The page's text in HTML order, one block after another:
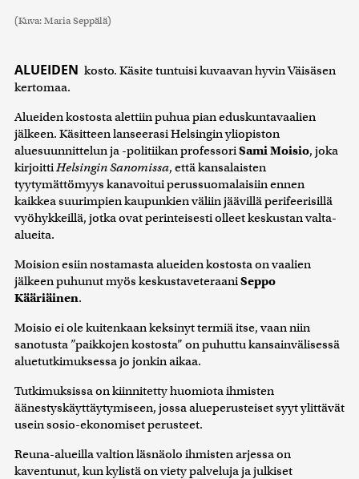
(Kuva: Maria Seppälä)
ALUEIDEN kosto. Käsite tuntuisi kuvaavan hyvin Väisäsen
kertomaa.
Alueiden kostosta alettiin puhua pian eduskuntavaalien
jälkeen. Käsitteen lanseerasi Helsingin yliopiston
aluesuunnittelun ja -politiikan professoriSami Moisio, joka
kirjoittiHelsingin Sanomissa, että kansalaisten
tyytymättömyys kanavoitui perussuomalaisiin ennen
kaikkea suurimpien kaupunkien väliin jäävillä perifeerisillä
vyöhykkeillä, jotka ovat perinteisesti olleet keskustan valta-
alueita.
Moision esiin nostamasta alueiden kostosta on vaalien
jälkeen puhunut myös keskustaveteraaniSeppo
Kääriäinen.
Moisio ei ole kuitenkaan keksinyt termiä itse, vaan niin
sanotusta ”paikkojen kostosta” on puhuttu kansainvälisessä
aluetutkimuksessa jo jonkin aikaa.
Tutkimuksissa on kiinnitetty huomiota ihmisten
äänestyskäyttäytymiseen, jossa alueperusteiset syyt ylittävät
usein sosio-ekonomiset perusteet.
Reuna-alueilla valtion läsnäolo ihmisten arjessa on
kaventunut, kun kylistä on viety palveluja ja julkiset